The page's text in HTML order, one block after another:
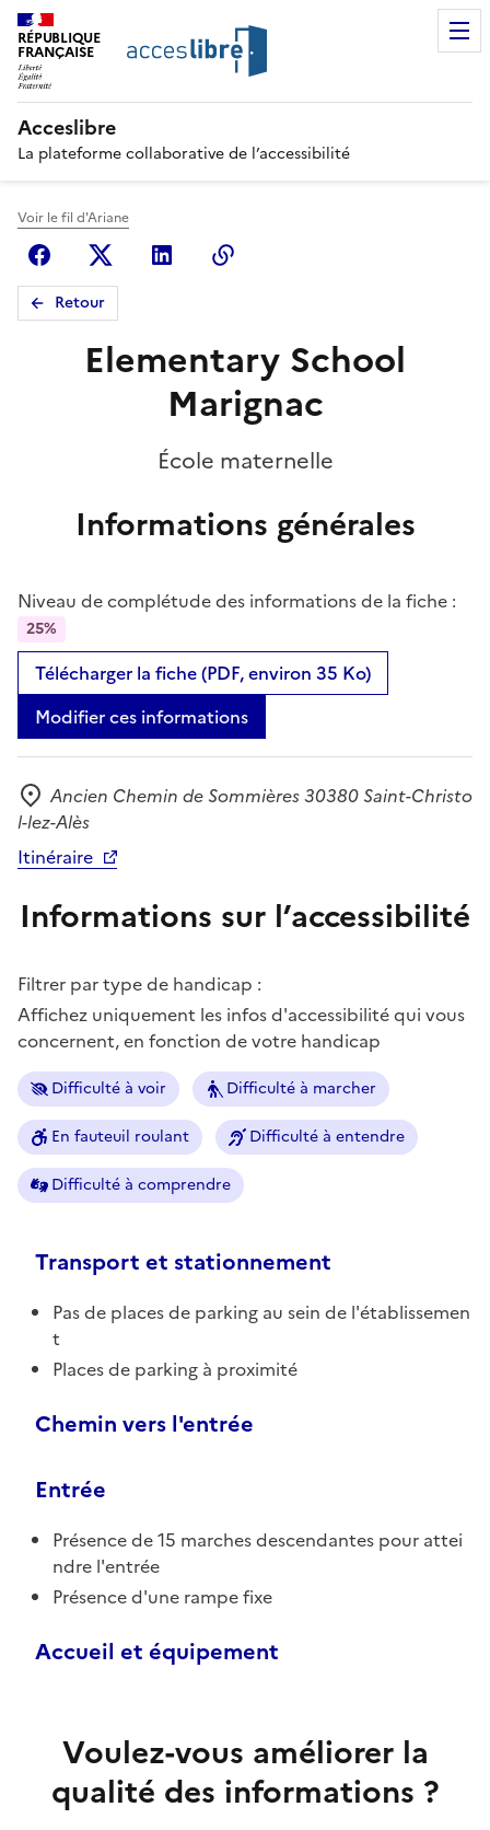
RÉPUBLIQUE
FRANÇAISE
Acceslibre
La plateforme collaborative de l’accessibilité
Voir le fil d'Ariane
FacebookX (anciennement Twitter)
Linkedin
Retour
Elementary School
Marignac
École maternelle
Informations générales
Niveau de complétude des informations de la fiche :
25%
Télécharger la fiche (PDF, environ 35 Ko)
Modifier ces informations
Adresse
Ancien Chemin de Sommières 30380 Saint-Christo
l-lez-Alès
Itinéraire
Informations sur l’accessibilité
Filtrer par type de handicap :
Affichez uniquement les infos d'accessibilité qui vous
concernent, en fonction de votre handicap
Difficulté à voir Difficulté à marcher
En fauteuil roulant Difficulté à entendre
Difficulté à comprendre
Transport et stationnement
Pas de places de parking au sein de l'établissemen
t
Places de parking à proximité
Chemin vers l'entrée
Entrée
Présence de 15 marches descendantes pour attei
ndre l'entrée
Présence d'une rampe fixe
Accueil et équipement
Voulez-vous améliorer la
qualité des informations ?